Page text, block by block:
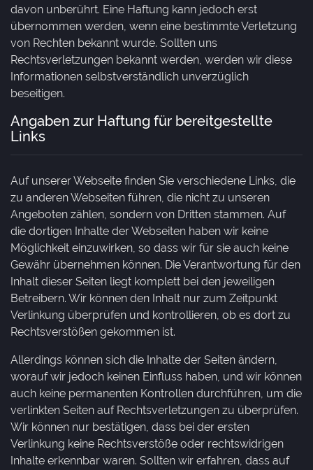
davon unberührt. Eine Haftung kann jedoch erst
übernommen werden, wenn eine bestimmte Verletzung
von Rechten bekannt wurde. Sollten uns
Rechtsverletzungen bekannt werden, werden wir diese
Informationen selbstverständlich unverzüglich
beseitigen.
Angaben zur Haftung für bereitgestellte
Links
Auf unserer Webseite finden Sie verschiedene Links, die
zu anderen Webseiten führen, die nicht zu unseren
Angeboten zählen, sondern von Dritten stammen. Auf
die dortigen Inhalte der Webseiten haben wir keine
Möglichkeit einzuwirken, so dass wir für sie auch keine
Gewähr übernehmen können. Die Verantwortung für den
Inhalt dieser Seiten liegt komplett bei den jeweiligen
Betreibern. Wir können den Inhalt nur zum Zeitpunkt
Verlinkung überprüfen und kontrollieren, ob es dort zu
Rechtsverstößen gekommen ist.
Allerdings können sich die Inhalte der Seiten ändern,
worauf wir jedoch keinen Einfluss haben, und wir können
auch keine permanenten Kontrollen durchführen, um die
verlinkten Seiten auf Rechtsverletzungen zu überprüfen.
Wir können nur bestätigen, dass bei der ersten
Verlinkung keine Rechtsverstöße oder rechtswidrigen
Inhalte erkennbar waren. Sollten wir erfahren, dass auf